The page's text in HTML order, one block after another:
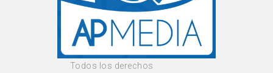
Todos los derechos